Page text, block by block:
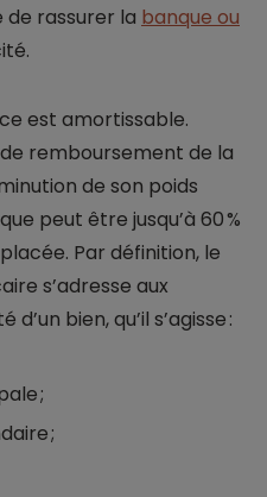
rassurer la banque ou
est amortissable.
remboursement de la
de son poids
peut être jusqu’à 60 %
Par définition, le
s’adresse aux
bien, qu’il s’agisse :
;
;